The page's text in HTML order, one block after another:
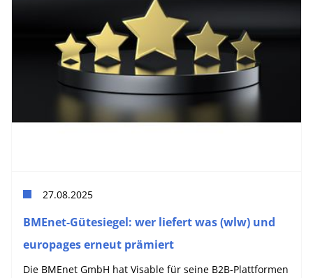
27.08.2025
BMEnet-Gütesiegel: wer liefert was (wlw) und
europages erneut prämiert
Die BMEnet GmbH hat Visable für seine B2B-Plattformen